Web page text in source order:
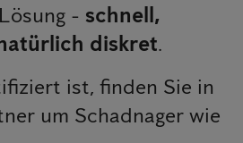
- schnell,
diskret.
ist, finden Sie in
um Schadnager wie